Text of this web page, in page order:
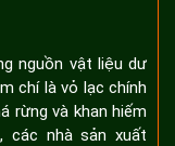
nguồn vật liệu dư
chí là vỏ lạc chính
rừng và khan hiếm
các nhà sản xuất